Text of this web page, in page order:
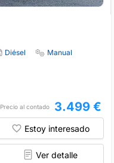
Diésel
Manual
Precio al contado 3.499 €
Estoy interesado
Ver detalle